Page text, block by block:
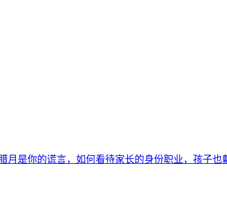
月是你的谎言，如何看待家长的身份职业，孩子也